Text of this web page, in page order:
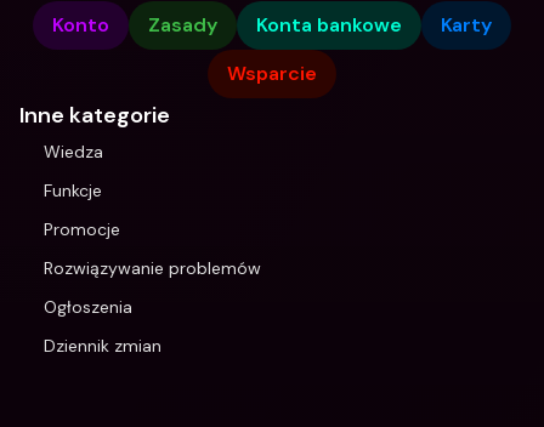
Konto Zasady Konta bankowe
Karty
Wsparcie
Inne kategorie
Wiedza
Funkcje
Promocje
Rozwiązywanie problemów
Ogłoszenia
Dziennik zmian